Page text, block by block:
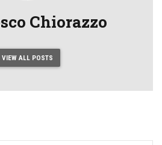
Chiorazzo
VIEW ALL POSTS